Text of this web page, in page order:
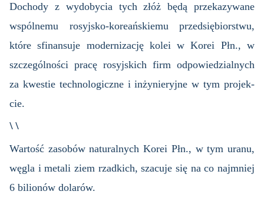
Do­cho­dy z wy­do­by­cia tych złóż będą prze­ka­zy­wa­ne
wspól­ne­mu ro­syj­sko-ko­re­ań­skie­mu przed­się­bior­stwu,
które sfi­nan­su­je mo­der­ni­za­cję kolei w Korei Płn., w
szcze­gól­no­ści pracę ro­syj­skich firm od­po­wie­dzial­nych
za kwe­stie tech­no­lo­gicz­ne i in­ży­nie­ryj­ne w tym pro­jek­
cie.
\ \
War­tość za­so­bów na­tu­ral­nych Korei Płn., w tym uranu,
węgla i me­ta­li ziem rzad­kich, sza­cu­je się na co naj­mniej
6 bi­lio­nów do­la­rów.